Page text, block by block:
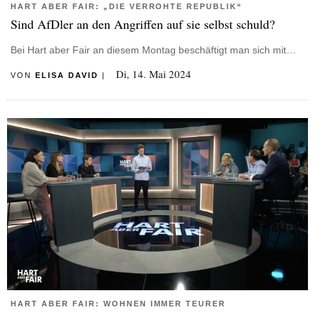
HART ABER FAIR: „DIE VERROHTE REPUBLIK“
Sind AfDler an den Angriffen auf sie selbst schuld?
Bei Hart aber Fair an diesem Montag beschäftigt man sich mit…
VON ELISA DAVID Di, 14. Mai 2024
HART ABER FAIR: WOHNEN IMMER TEURER